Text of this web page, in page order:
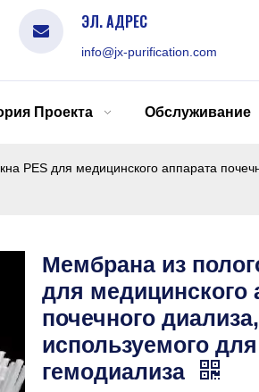
ЭЛ. АДРЕС
info@jx-purification.com
Проекта Обслуживание
PES для медицинского аппарата
Мембрана из
для медицинского
почечного диализа,
используемого
гемодиализа